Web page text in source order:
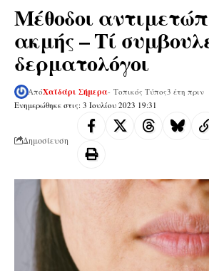
Μέθοδοι
ακμής – Τί
δερματολόγοι
Ενημερώθηκε στις: 3 Ιουλίου 2023 19:31
ΑπόΧαϊδάρι Σήμερα- Τοπικός Τύπος3 έτη πριν
Δημοσίευση